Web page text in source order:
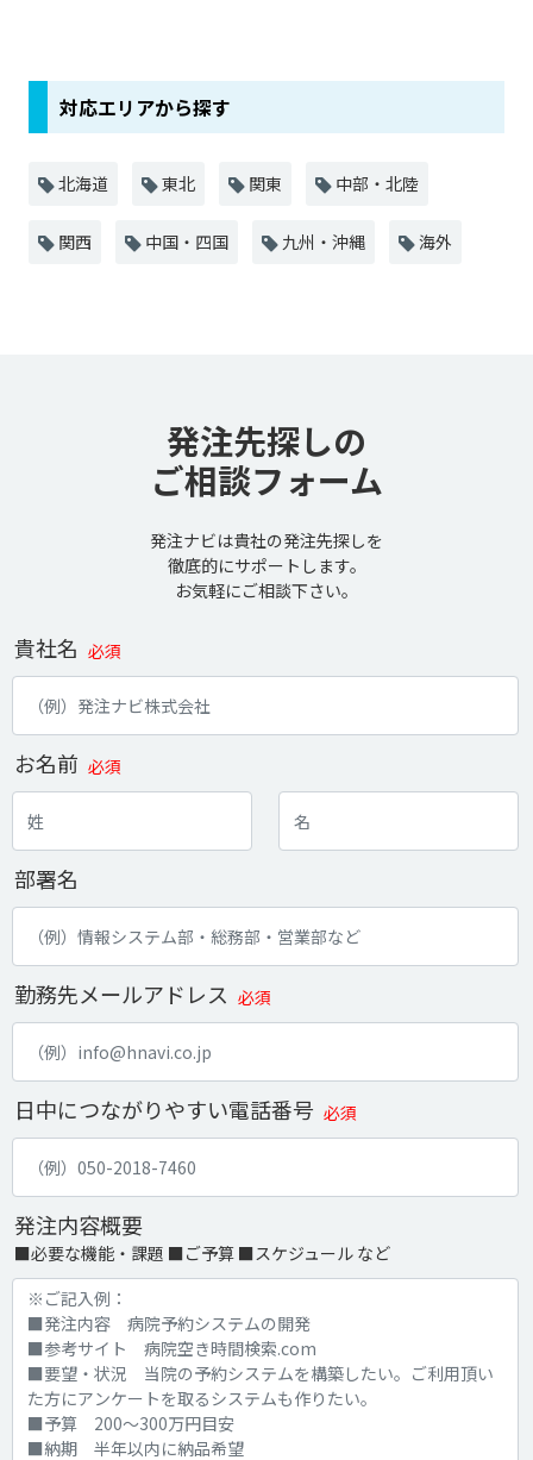
対応エリアから探す
北海道 東北 関東 中部・北陸
関西 中国・四国 九州・沖縄 海外
発注先探しの
ご相談フォーム
発注ナビは貴社の発注先探しを
徹底的にサポートします。
お気軽にご相談下さい。
貴社名 必須
お名前 必須
部署名
勤務先メールアドレス 必須
日中につながりやすい電話番号 必須
発注内容概要
■必要な機能・課題 ■ご予算 ■スケジュール など